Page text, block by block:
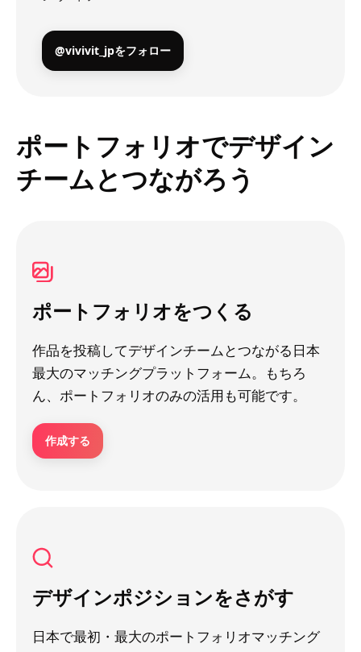
@vivivit_jpをフォロー
ポートフォリオでデザイン
チームとつながろう
ポートフォリオをつくる
作品を投稿してデザインチームとつながる日本
最大のマッチングプラットフォーム。もちろ
ん、ポートフォリオのみの活用も可能です。
作成する
デザインポジションをさがす
日本で最初・最大のポートフォリオマッチング